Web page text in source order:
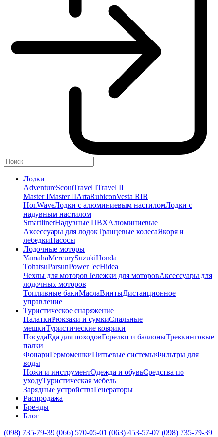
Лодки
AdventureScoutTravel ITravel II
Master IMaster IIArtaRubiconVesta RIB
HonWaveЛодки с алюминиевым настиломЛодки с
надувным настилом
SmartlinerНадувные ПВХАлюминиевые
Аксессуары для лодокТранцевые колесаЯкоря и
лебедкиНасосы
Лодочные моторы
YamahaMercurySuzukiHonda
TohatsuParsunPowerTecHidea
Чехлы для моторовТележки для моторовАксессуары для
лодочных моторов
Топливные бакиМаслаВинтыДистанционное
управление
Туристическое снаряжение
ПалаткиРюкзаки и сумкиСпальные
мешкиТуристические коврики
ПосудаЕда для походовГорелки и баллоныТреккинговые
палки
ФонариГермомешкиПитьевые системыФильтры для
воды
Ножи и инструментОдежда и обувьСредства по
уходуТуристическая мебель
Зарядные устройстваГенераторы
Распродажа
Бренды
Блог
(098) 735-79-39 (066) 570-05-01 (063) 453-57-07 (098) 735-79-39